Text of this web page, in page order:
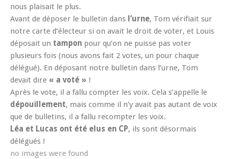
nous plaisait le plus.
Avant de déposer le bulletin dans l’urne, Tom vérifiait sur
notre carte d’électeur si on avait le droit de voter, et Louis
déposait un tampon pour qu’on ne puisse pas voter
plusieurs fois (nous avons fait 2 votes, un pour chaque
délégué). En déposant notre bulletin dans l’urne, Tom
devait dire « a voté » !
Après le vote, il a fallu compter les voix. Cela s’appelle le
dépouillement, mais comme il n’y avait pas autant de voix
que de bulletins, il a fallu recompter les voix.
Léa et Lucas ont été elus en CP, ils sont désormais
délégués !
no images were found